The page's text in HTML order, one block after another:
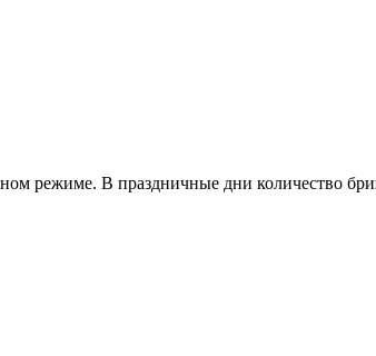
режиме. В праздничные дни количество